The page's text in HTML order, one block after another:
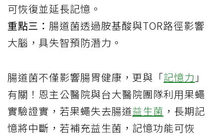
可恢復並延長記憶。
重點三： 腸道菌透過胺基酸與TOR路徑影響
大腦，具失智預防潛力。
腸道菌不僅影響腸胃健康，更與「記憶力 」
有關！恩主公醫院與台大醫院團隊利用果蠅
實驗證實，若果蠅失去腸道益生菌 ，長期記
憶將中斷，若補充益生菌，記憶功能可恢